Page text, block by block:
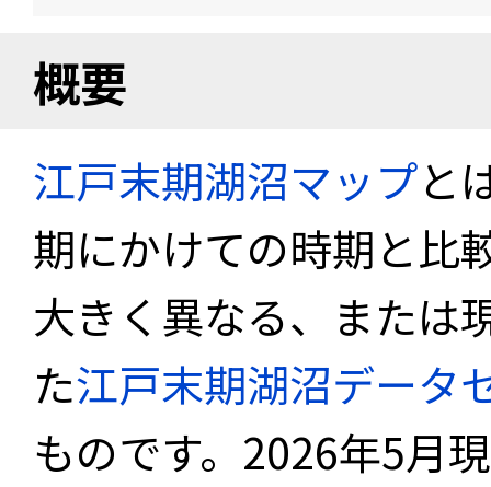
概要
江戸末期湖沼マップと
期にかけての時期と比
大きく異なる、または
た江戸末期湖沼データ
ものです。2026年5月